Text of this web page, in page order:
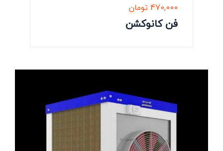
470,000تومان
فن کانوکشن